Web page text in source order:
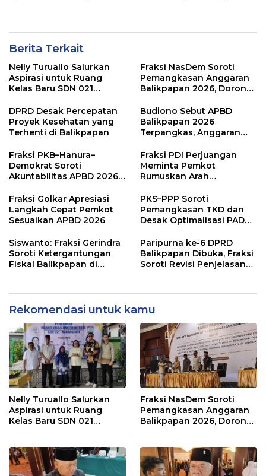
Berita Terkait
Nelly Turuallo Salurkan
Aspirasi untuk Ruang
Kelas Baru SDN 021
Fraksi NasDem Soroti
Pemangkasan Anggaran
Balikpapan 2026, Dorong
Publik
DPRD Desak Percepatan
Proyek Kesehatan yang
Terhenti di Balikpapan
Budiono Sebut APBD
Balikpapan 2026
Terpangkas, Anggaran
Fraksi PKB–Hanura–
Demokrat Soroti
Akuntabilitas APBD 2026
Pengawasan Belanja
Modal
Fraksi PDI Perjuangan
Meminta Pemkot
Rumuskan Arah
Terukur sebagai
Penyangga IKN
Fraksi Golkar Apresiasi
Langkah Cepat Pemkot
Sesuaikan APBD 2026
PKS–PPP Soroti
Pemangkasan TKD dan
Desak Optimalisasi PAD
Balikpapan 2026
Siswanto: Fraksi Gerindra
Soroti Ketergantungan
Fiskal Balikpapan di
Paripurna ke-6 DPRD
Balikpapan Dibuka, Fraksi
Soroti Revisi Penjelasan
Rekomendasi untuk kamu
Nelly Turuallo Salurkan
Aspirasi untuk Ruang
Kelas Baru SDN 021
Fraksi NasDem Soroti
Pemangkasan Anggaran
Balikpapan 2026, Dorong